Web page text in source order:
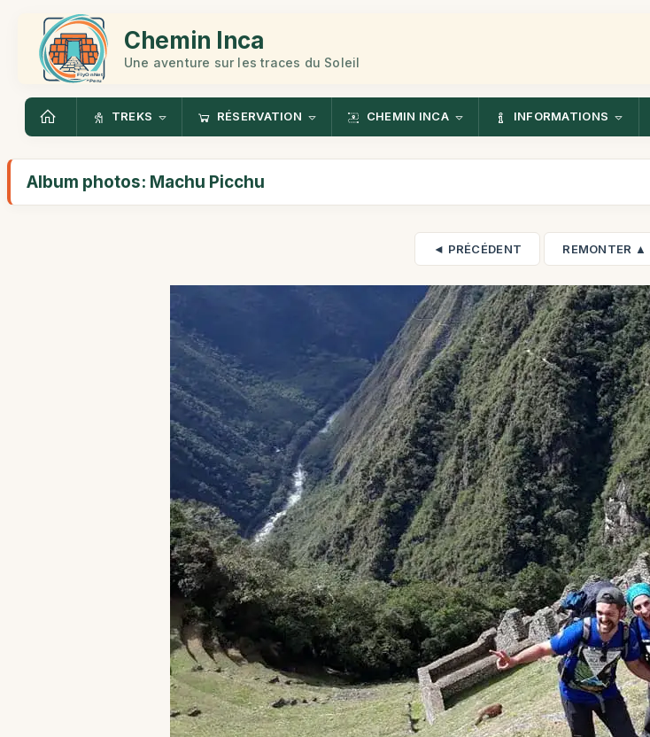
Chemin Inca
Une aventure sur les traces du Soleil
TREKS RÉSERVATION CHEMIN INCA INFORMATIONS
Album photos: Machu Picchu
◄ PRÉCÉDENT REMONTER ▲